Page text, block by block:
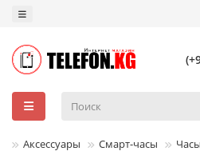
Аксессуары Смарт-часы